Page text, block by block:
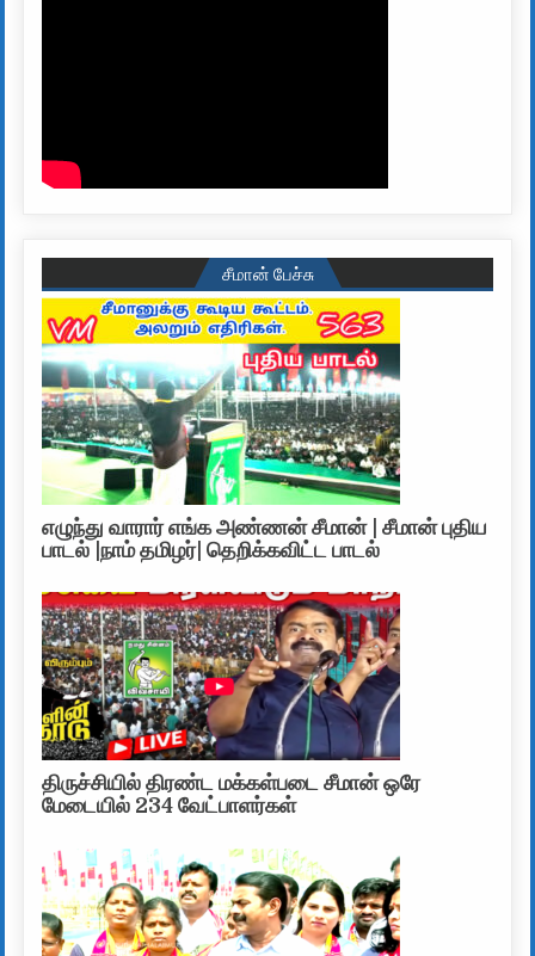
சீமான் பேச்சு
எழுந்து வாரார் எங்க அண்ணன் சீமான் | சீமான் புதிய
பாடல் |நாம் தமிழர்| தெறிக்கவிட்ட பாடல்
திருச்சியில் திரண்ட மக்கள்படை சீமான் ஒரே
மேடையில் 234 வேட்பாளர்கள்